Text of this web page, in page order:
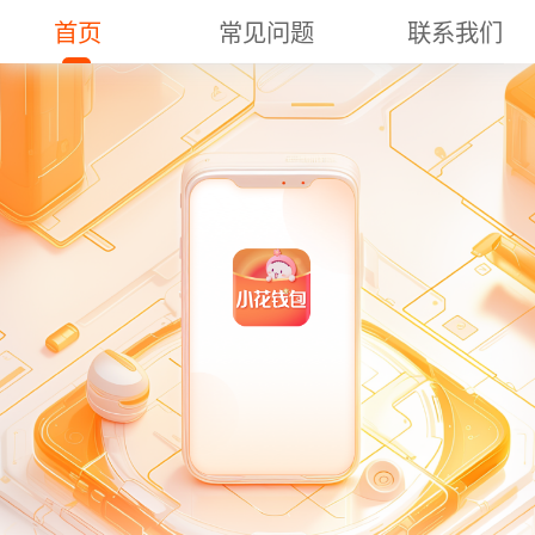
首页 常见问题 联系我们